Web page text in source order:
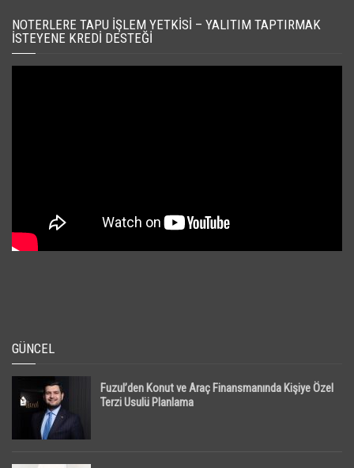
NOTERLERE TAPU İŞLEM YETKISI – YALITIM TAPTIRMAK
İSTEYENE KREDI DESTEĞI
GÜNCEL
Fuzul’den Konut ve Araç Finansmanında Kişiye Özel
Terzi Usulü Planlama